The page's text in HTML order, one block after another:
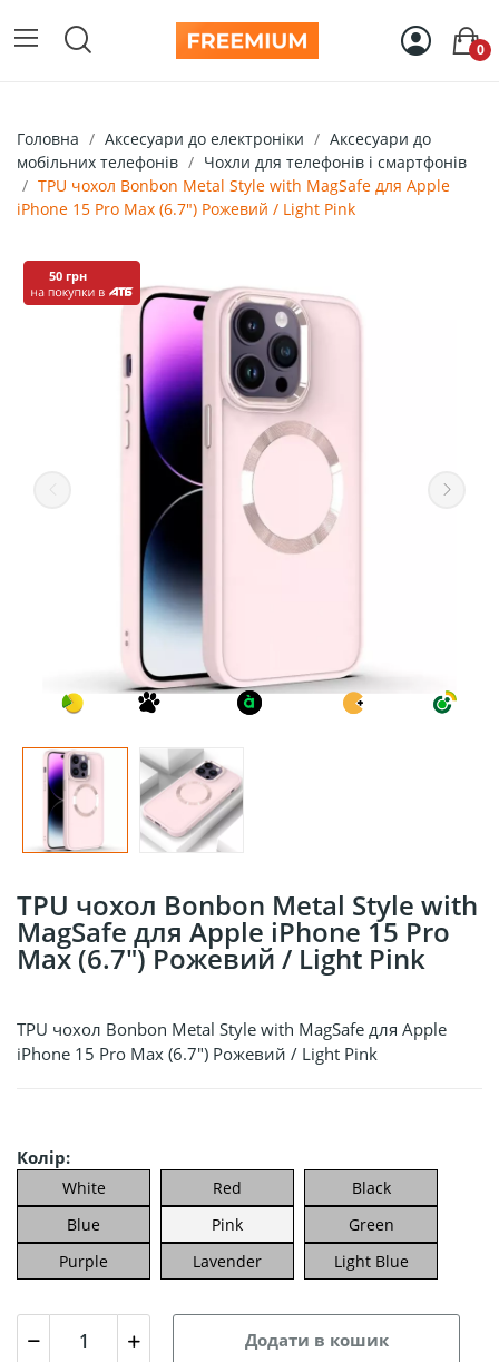
0
Головна Аксесуари до електроніки
Аксесуари до
мобільних телефонів
Чохли для телефонів і смартфонів
TPU чохол Bonbon Metal Style with MagSafe для Apple
iPhone 15 Pro Max (6.7") Рожевий / Light Pink
50 грн
TPU чохол Bonbon Metal Style with
MagSafe для Apple iPhone 15 Pro
Max (6.7") Рожевий / Light Pink
TPU чохол Bonbon Metal Style with MagSafe для Apple
iPhone 15 Pro Max (6.7") Рожевий / Light Pink
Колір:
White Red
Black
Blue
Pink
Green
Purple
Lavender Light Blue
Додати в кошик